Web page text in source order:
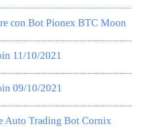
con Bot Pionex BTC Moon
11/10/2021
09/10/2021
Auto Trading Bot Cornix